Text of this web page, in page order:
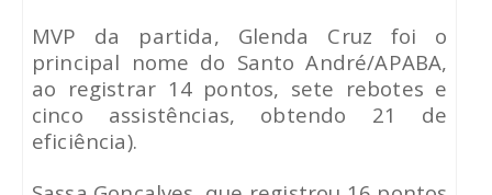
MVP da partida, Glenda Cruz foi o
principal nome do Santo André/APABA,
ao registrar 14 pontos, sete rebotes e
cinco assistências, obtendo 21 de
eficiência).